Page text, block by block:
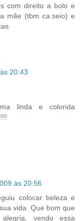
com direito a bolo e
mãe (tbm ca.seio) e
20:43
linda e colorida
às 20:56
colocar beleza e
vida. Que bom que
vendo essa